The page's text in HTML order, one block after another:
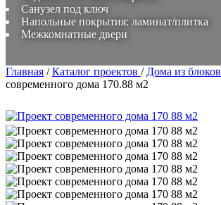
Санузел под ключ
Напольные покрытия: ламинат/плитка
Межкомнатные двери
Главная /Каталог проектов / Дома из блоков
современного дома 170.88 м2